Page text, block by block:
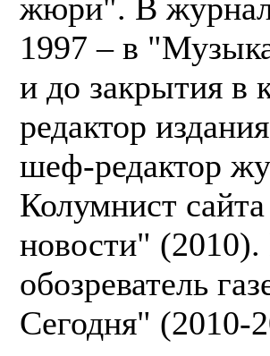
жюри". В
1997 – в
и до закрытия в
редактор
шеф-редактор
Колумнист
новости"
обозреватель
Сегодня" (2010-